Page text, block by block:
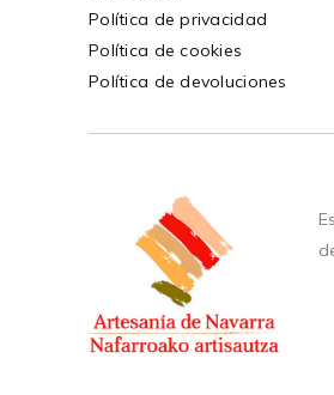
Política de privacidad
Política de cookies
Política de devoluciones